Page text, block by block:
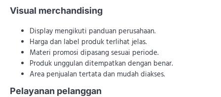
Visual merchandising
Display mengikuti panduan perusahaan.
Harga dan label produk terlihat jelas.
Materi promosi dipasang sesuai periode.
Produk unggulan ditempatkan dengan benar.
Area penjualan tertata dan mudah diakses.
Pelayanan pelanggan